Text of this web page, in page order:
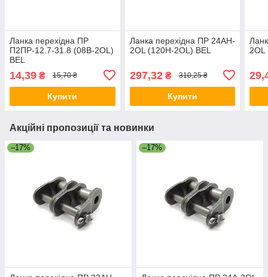
Ланка перехідна ПР
П2ПР-12.7-31.8 (08B-2OL)
BEL
14,39 ₴ 15,70 ₴
Купити
Ланка перехідна ПР 24AH-
2OL (120H-2OL) BEL
297,32₴ 310,25 ₴
Купити
2OL
Акційні пропозиції та новинки
–17% –17%